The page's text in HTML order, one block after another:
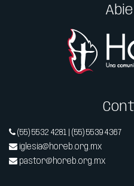
(55) 5532 4281 | (55) 5539 4367
iglesia@horeb.org.mx
pastor@horeb.org.mx